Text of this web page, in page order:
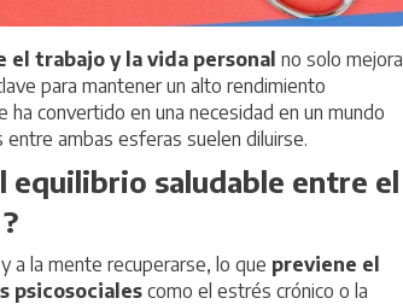
trabajo y la vida personal no solo mejora
para mantener un alto rendimiento
ha convertido en una necesidad en un mundo
ambas esferas suelen diluirse.
equilibrio saludable entre el
a la mente recuperarse, lo que previene el
psicosociales como el estrés crónico o la